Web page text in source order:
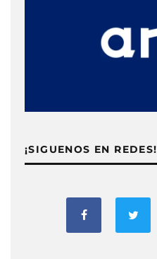
¡SIGUENOS EN REDES!